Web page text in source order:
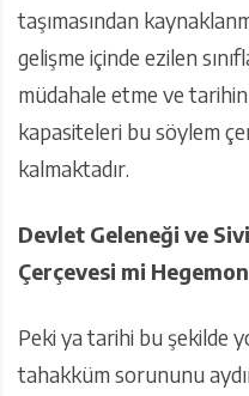
taşımasından
gelişme içinde ezilen
müdahale etme ve
kapasiteleri bu söylem
kalmaktadır.
Devlet Geleneği ve
Çerçevesi mi
Peki ya tarihi bu şekilde
tahakküm sorununu